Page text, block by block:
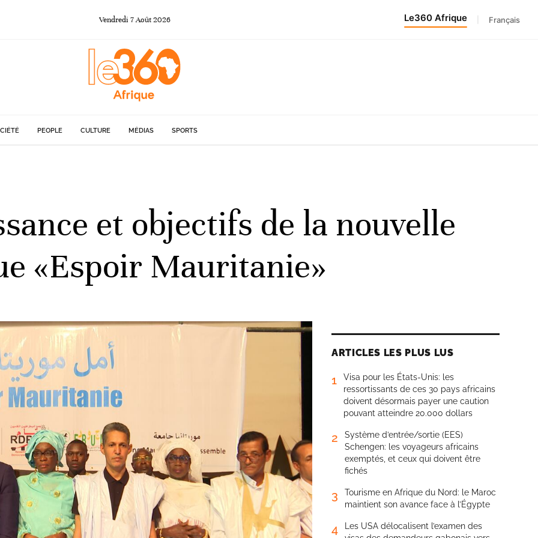
Vendredi 7Août 2026 Le360 Afrique Français
PEOPLE CULTURE MÉDIAS SPORTS
et objectifs de la nouvelle
«Espoir Mauritanie»
ARTICLES LES PLUS LUS
1
Visa pour les États-Unis: les
ressortissants de ces 30 pays africains
doivent désormais payer une caution
pouvant atteindre 20.000 dollars
2
Système d’entrée/sortie (EES)
Schengen: les voyageurs africains
exemptés, et ceux qui doivent être
fichés
3
Tourisme en Afrique du Nord: le Maroc
maintient son avance face à l’Égypte
4
Les USA délocalisent l’examen des